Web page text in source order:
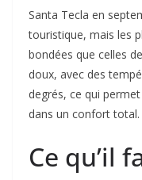
Santa Tecla en
touristique, mais les
bondées que celles
doux, avec des
degrés, ce qui
dans un confort total.
Ce qu’il